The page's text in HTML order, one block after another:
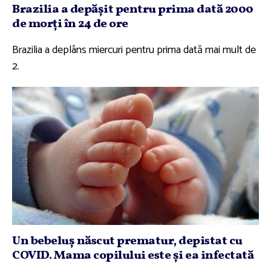
Brazilia a depăşit pentru prima dată 2000
de morţi în 24 de ore
Brazilia a deplâns miercuri pentru prima dată mai mult de
2.
Un bebeluş născut prematur, depistat cu
COVID. Mama copilului este şi ea infectată